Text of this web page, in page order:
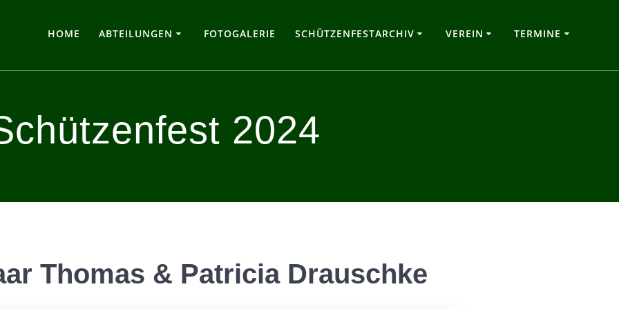
HOME ABTEILUNGEN FOTOGALERIE SCHÜTZENFESTARCHIV VEREIN TERMINE
2024
Thomas & Patricia Drauschke